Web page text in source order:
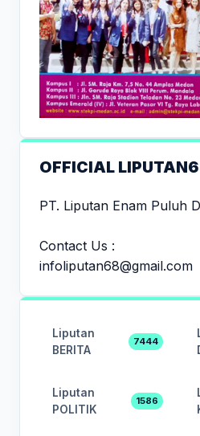
OFFICIAL
PT. Liputan Enam Puluh
Contact Us :
infoliputan68@gmail.com
Liputan
BERITA
7444
Liputan
POLITIK
1586